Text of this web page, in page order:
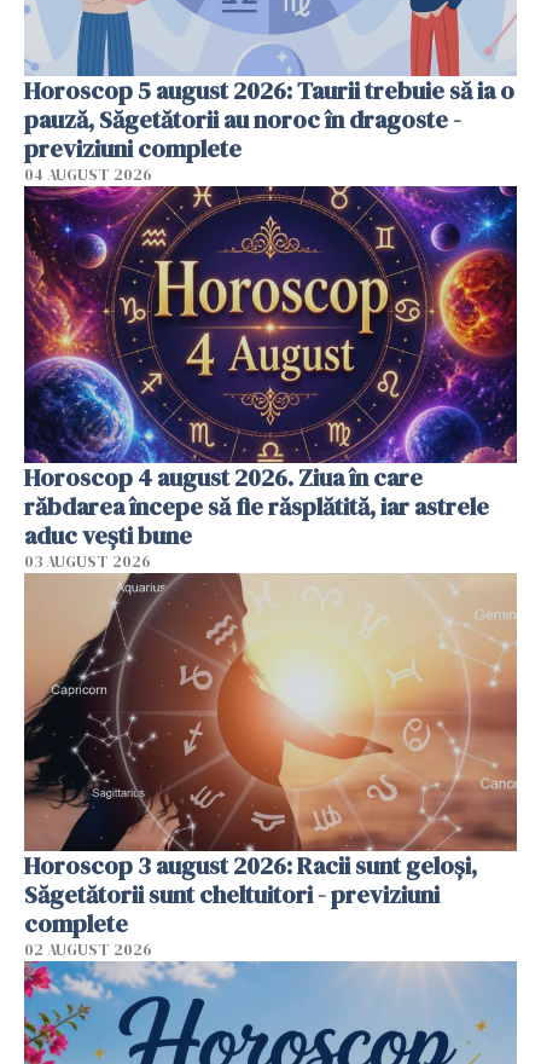
Horoscop 5 august 2026: Taurii trebuie să ia o
pauză, Săgetătorii au noroc în dragoste -
previziuni complete
04 AUGUST 2026
Horoscop 4 august 2026. Ziua în care
răbdarea începe să fie răsplătită, iar astrele
aduc vești bune
03 AUGUST 2026
Horoscop 3 august 2026: Racii sunt geloși,
Săgetătorii sunt cheltuitori - previziuni
complete
02 AUGUST 2026